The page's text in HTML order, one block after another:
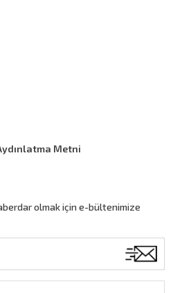
Metni
olmak için e-bültenimize